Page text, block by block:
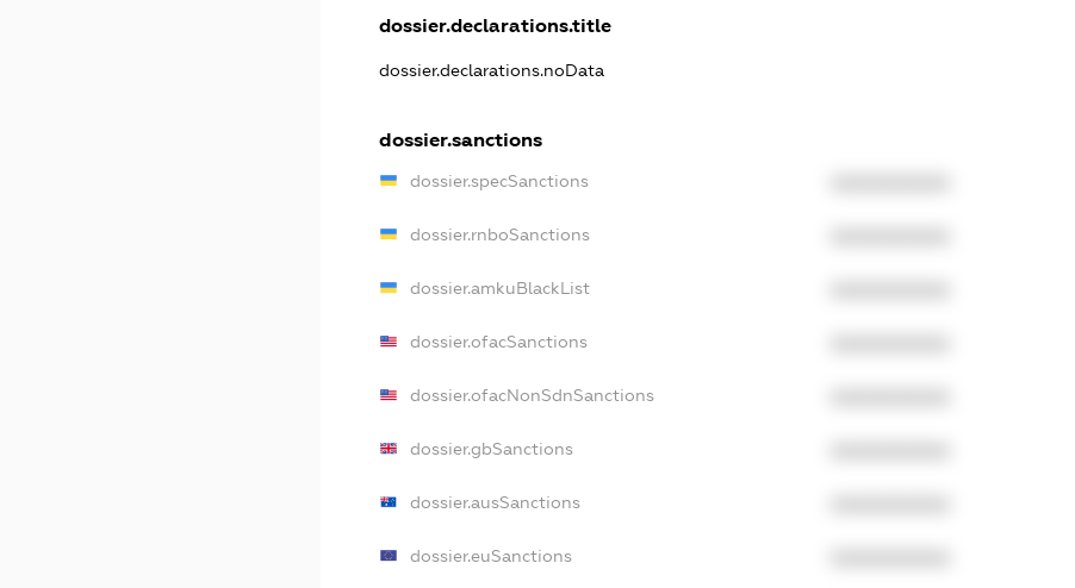
dossier.declarations.title
dossier.declarations.noData
dossier.sanctions
dossier.specSanctions
dossier.rnboSanctions
dossier.amkuBlackList
dossier.ofacSanctions
dossier.ofacNonSdnSanctions
dossier.gbSanctions
dossier.ausSanctions
dossier.euSanctions